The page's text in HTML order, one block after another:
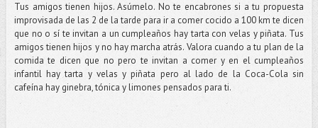
Tus amigos tienen hijos. Asúmelo. No te encabrones si a tu propuesta
improvisada de las 2 de la tarde para ir a comer cocido a 100 km te dicen
que no o sí te invitan a un cumpleaños hay tarta con velas y piñata. Tus
amigos tienen hijos y no hay marcha atrás. Valora cuando a tu plan de la
comida te dicen que no pero te invitan a comer y en el cumpleaños
infantil hay tarta y velas y piñata pero al lado de la Coca-Cola sin
cafeína hay ginebra, tónica y limones pensados para ti.